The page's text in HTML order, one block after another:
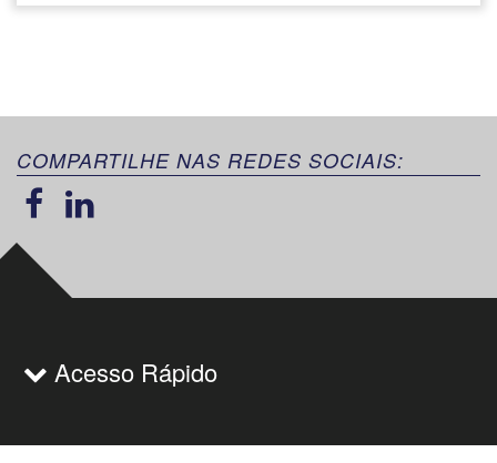
COMPARTILHE NAS REDES SOCIAIS:
Acesso Rápido